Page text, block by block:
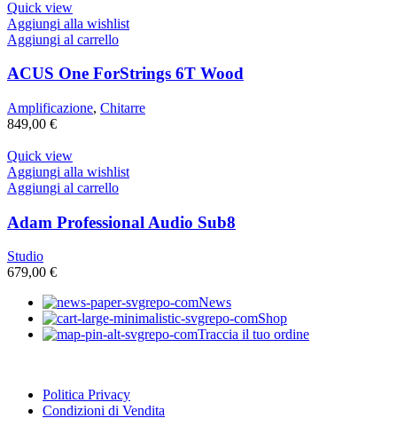
Quick view
Aggiungi alla wishlist
Aggiungi al carrello
ACUS One ForStrings 6T Wood
Amplificazione, Chitarre
849,00 €
Quick view
Aggiungi alla wishlist
Aggiungi al carrello
Adam Professional Audio Sub8
Studio
679,00 €
News
Shop
Traccia il tuo ordine
Politica Privacy
Condizioni di Vendita